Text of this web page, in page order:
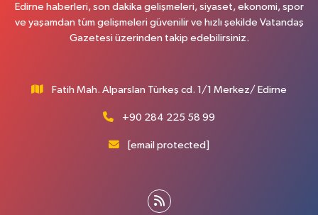
Edirne haberleri, son dakika gelişmeleri, siyaset, ekonomi, spor
ve yaşamdan tüm gelişmeleri güvenilir ve hızlı şekilde Vatandaş
Gazetesi üzerinden takip edebilirsiniz.
Fatih Mah. Alparslan Türkeş cd. 1/1 Merkez/ Edirne
+90 284 225 58 99
[email protected]